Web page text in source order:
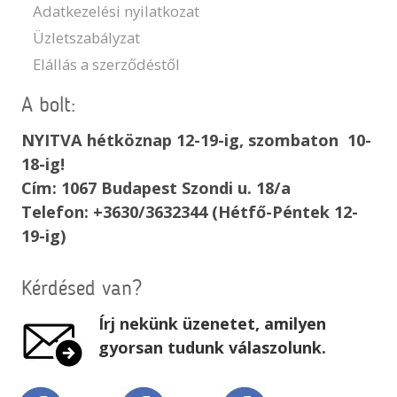
Adatkezelési nyilatkozat
Üzletszabályzat
Elállás a szerződéstől
A bolt:
NYITVA hétköznap 12-19-ig, szombaton 10-
18-ig!
Cím: 1067 Budapest Szondi u. 18/a
Telefon: +3630/3632344 (Hétfő-Péntek 12-
19-ig)
Kérdésed van?
Írj nekünk üzenetet, amilyen
gyorsan tudunk válaszolunk.